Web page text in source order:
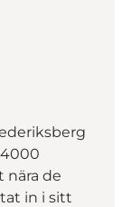
nära de
in i sitt